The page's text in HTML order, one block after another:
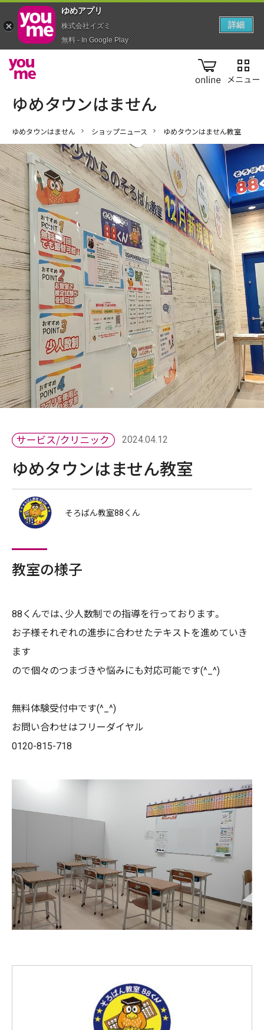
online
ゆめタウンはません ショップニュース ゆめタウンはません教室
2024.04.12
ゆめタウンはません教室
そろばん教室88くん
教室の様子
88くんでは、少人数制での指導を行っております。
お子様それぞれの進歩に合わせたテキストを進めていき
ます
ので個々のつまづきや悩みにも対応可能です(^_^)
無料体験受付中です(^_^)
お問い合わせはフリーダイヤル
0120-815-718
ゆめアプ‪リ‬
株式会社イズミ
無料 - In Google Play
詳細